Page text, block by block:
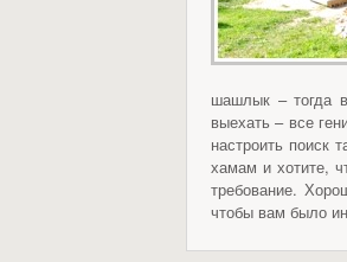
шашлык – тогда
выехать – все
настроить поиск
хамам и хотите,
требование.
чтобы вам было